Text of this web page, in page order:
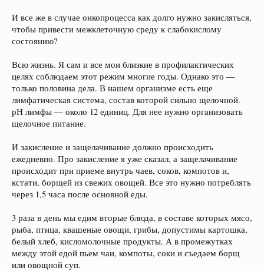
И все же в случае онкопроцесса как долго нужно закисляться,
чтобы привести межклеточную среду к слабокислому
состоянию?
Всю жизнь. Я сам и все мои близкие в профилактических
целях соблюдаем этот режим многие годы. Однако это —
только половина дела. В нашем организме есть еще
лимфатическая система, состав которой сильно щелочной.
рН лимфы — около 12 единиц. Для нее нужно организовать
щелочное питание.
И закисление и защелачивание должно происходить
ежедневно. Про закисление я уже сказал, а защелачивание
происходит при приеме внутрь чаев, соков, компотов и,
кстати, борщей из свежих овощей. Все это нужно потреблять
через 1,5 часа после основной еды.
3 раза в день мы едим вторые блюда, в составе которых мясо,
рыба, птица, квашеные овощи, грибы, допустимы картошка,
белый хлеб, кисломолочные продукты. А в промежутках
между этой едой пьем чаи, компоты, соки и съедаем борщ
или овощной суп.